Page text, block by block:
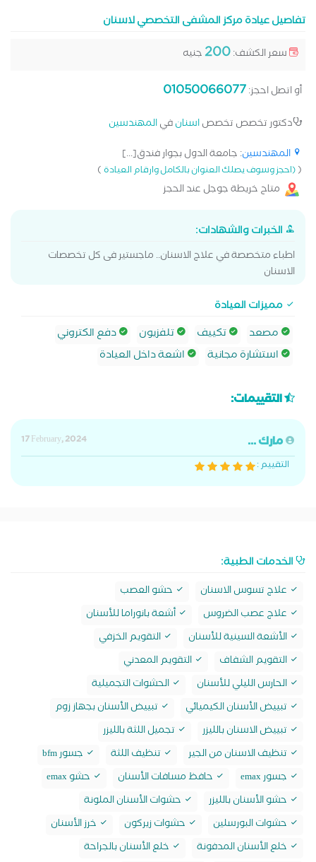
تفاصيل عيادة مركز المشفى التخصصي لاسنان
سعر الكشف:200جنيه
أو اتصل احجز:01050066077
دكتور تخصص تخصصاسنانفيالمهندسين
المهندسين: جامعة الدول بجوار فندق[...]
((احجز وسوف يصلك العنوان بالكامل وارقام العيادة)
متاح خريطة جوجل عند الحجز
الخبرات والشهادات:
اطباء متخصصة في علاج الاسنان.. ماجستير فى كل تخصصات
الاسنان
مميزات العيادة
مصعد
تكييف تلفزيون
دفع الكتروني
استشارة مجانية
اشعة داخل العيادة
التقييمات:
مارك ...
17 February, 2024
التقييم :
الخدمات الطبية:
علاج تسوس الاسنان
حشو العصب
علاج عصب الضروس
أشعة بانوراما للأسنان
الأشعة السينية للأسنان
التقويم الخزفي
التقويم الشفاف
التقويم المعدني
الحارس الليلي للأسنان
الحشوات التجميلية
تبييض الأسنان الكيميائي
تبييض الأسنان بجهاز زوم
تبييض الاسنان بالليزر
تجميل اللثة بالليزر
تنظيف الاسنان من الجير
تنظيف اللثة
جسور bfm
جسور emax
حافظ مسافات الأسنان
حشو emax
حشو الأسنان بالليزر
حشوات الأسنان الملونة
حشوات البورسلين
حشوات زيركون
خرز الأسنان
خلع الأسنان المدفونة
خلع الأسنان بالجراحة